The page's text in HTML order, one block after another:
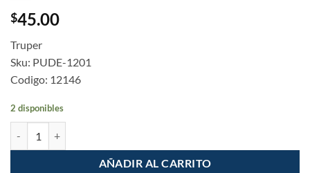
$45.00
Truper
Sku: PUDE-1201
Codigo: 12146
2 disponibles
AÑADIR AL CARRITO